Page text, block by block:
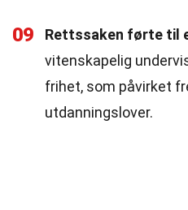
09 Rettssaken førte til
vitenskapelig
frihet, som påvirket
utdanningslover.